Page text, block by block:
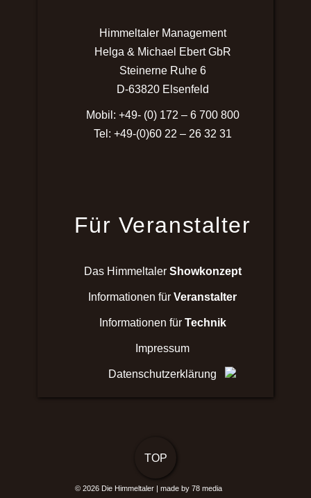
Himmeltaler Management
Helga & Michael Ebert GbR
Steinerne Ruhe 6
D-63820 Elsenfeld
Mobil: +49- (0) 172 – 6 700 800
Tel: +49-(0)60 22 – 26 32 31
Für Veranstalter
Das Himmeltaler Showkonzept
Informationen für Veranstalter
Informationen für Technik
Impressum
Datenschutzerklärung
TOP
© 2026 Die Himmeltaler | made by 78 media